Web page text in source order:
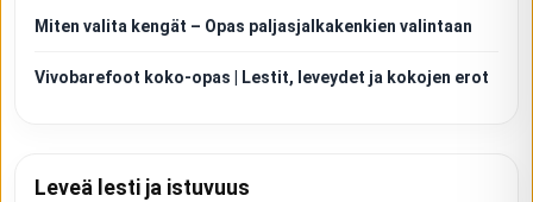
Miten valita kengät – Opas paljasjalkakenkien valintaan
Vivobarefoot koko-opas | Lestit, leveydet ja kokojen erot
Leveä lesti ja istuvuus